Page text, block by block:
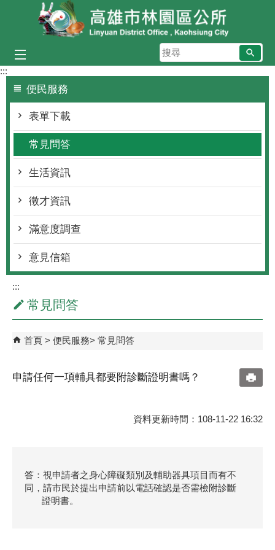
跳到主要內容區塊
搜
尋
:::
便民服務
表單下載
常見問答
生活資訊
徵才資訊
滿意度調查
意見信箱
:::
常見問答
首頁 便民服務 常見問答
申請任何一項輔具都要附診斷證明書嗎？
資料更新時間：108-11-22 16:32
答：視申請者之身心障礙類別及輔助器具項目而有不
同，請市民於提出申請前以電話確認是否需檢附診斷
證明書。